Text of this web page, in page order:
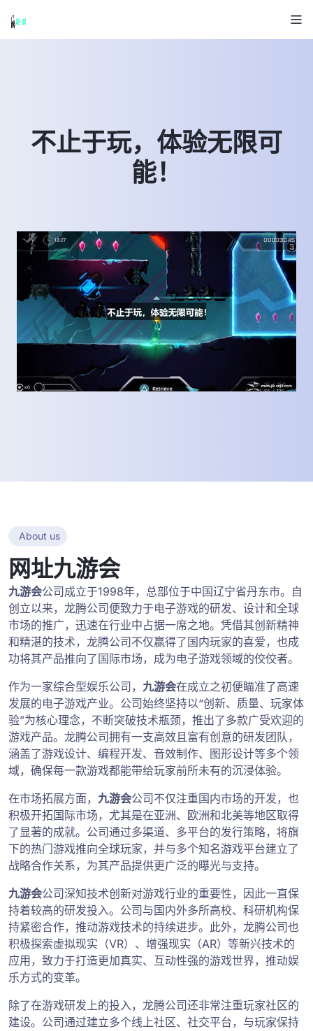
不止于玩，体验无限可
能！
About us
网址九游会
九游会公司成立于1998年，总部位于中国辽宁省丹东市。自
创立以来，龙腾公司便致力于电子游戏的研发、设计和全球
市场的推广，迅速在行业中占据一席之地。凭借其创新精神
和精湛的技术，龙腾公司不仅赢得了国内玩家的喜爱，也成
功将其产品推向了国际市场，成为电子游戏领域的佼佼者。
作为一家综合型娱乐公司， 九游会在成立之初便瞄准了高速
发展的电子游戏产业。公司始终坚持以“创新、质量、玩家体
验”为核心理念，不断突破技术瓶颈，推出了多款广受欢迎的
游戏产品。龙腾公司拥有一支高效且富有创意的研发团队，
涵盖了游戏设计、编程开发、音效制作、图形设计等多个领
域，确保每一款游戏都能带给玩家前所未有的沉浸体验。
在市场拓展方面， 九游会公司不仅注重国内市场的开发，也
积极开拓国际市场，尤其是在亚洲、欧洲和北美等地区取得
了显著的成就。公司通过多渠道、多平台的发行策略，将旗
下的热门游戏推向全球玩家，并与多个知名游戏平台建立了
战略合作关系，为其产品提供更广泛的曝光与支持。
九游会公司深知技术创新对游戏行业的重要性，因此一直保
持着较高的研发投入。公司与国内外多所高校、科研机构保
持紧密合作，推动游戏技术的持续进步。此外，龙腾公司也
积极探索虚拟现实（VR）、增强现实（AR）等新兴技术的
应用，致力于打造更加真实、互动性强的游戏世界，推动娱
乐方式的变革。
除了在游戏研发上的投入，龙腾公司还非常注重玩家社区的
建设。公司通过建立多个线上社区、社交平台，与玩家保持